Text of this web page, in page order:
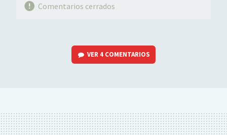
Comentarios cerrados
VER 4 COMENTARIOS